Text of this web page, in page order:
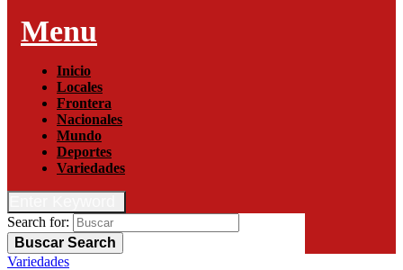
Menu
Inicio
Locales
Frontera
Nacionales
Mundo
Deportes
Variedades
Search for:
Buscar Search
Variedades